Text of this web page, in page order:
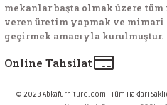
mekanlar başta olmak üzere
veren üretim yapmak ve mimari
geçirmek amacıyla kurulmuştur.
Online Tahsilat
© 2023 Abkafurniture.com - Tüm Hakları